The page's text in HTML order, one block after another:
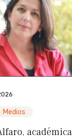
Medios